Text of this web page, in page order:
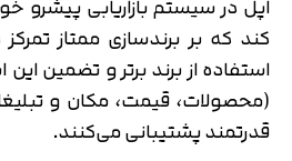
کند که بر برندسازی ممتاز
(محصولات، قیمت، مکان و
قدرتمند پشتیبانی می‌کنند.